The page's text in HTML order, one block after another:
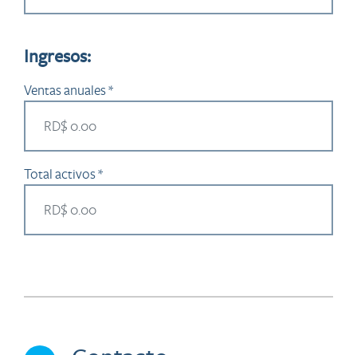
Ingresos:
Ventas anuales *
Total activos *